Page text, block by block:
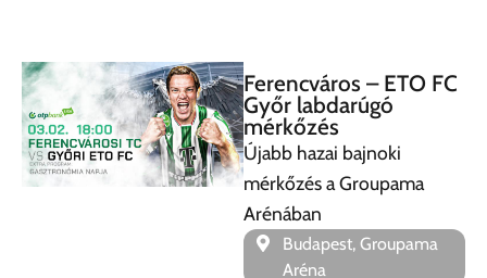
Ferencváros – ETO FC
Győr labdarúgó
mérkőzés
Újabb hazai bajnoki
mérkőzés a Groupama
Arénában
Budapest, Groupama
Aréna